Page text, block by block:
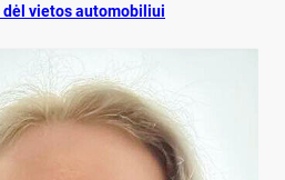
dėl vie­tos au­to­mo­bi­liui